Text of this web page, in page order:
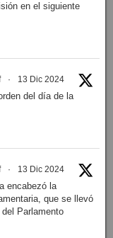
en el siguiente
· 13 Dic 2024
del día de la
· 13 Dic 2024
encabezó la
que se llevó
Parlamento